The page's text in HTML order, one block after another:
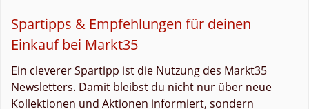
Spartipps & Empfehlungen für deinen
Einkauf bei Markt35
Ein cleverer Spartipp ist die Nutzung des Markt35
Newsletters. Damit bleibst du nicht nur über neue
Kollektionen und Aktionen informiert, sondern